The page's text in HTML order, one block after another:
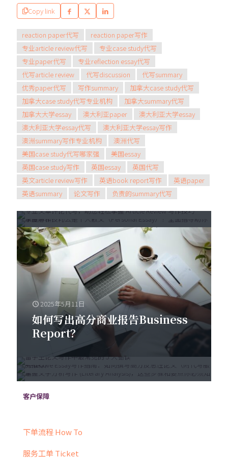
Copy link
reaction paper代写
reaction paper写作
专业article review代写
专业case study代写
专业paper代写
专业reflection essay代写
代写article review
代写discussion
代写summary
优秀paper代写
写作summary
加拿大case study代写
加拿大case study代写专业机构
加拿大summary代写
加拿大大学essay
澳大利亚paper
澳大利亚大学essay
澳大利亚大学essay代写
澳大利亚大学essay写作
澳洲summary写作专业机构
澳洲代写
美国case study代写哪家强
美国essay
英国case study写作
英国essay
英国代写
英文article review写作
英语book report写作
英语paper
英语summary
论文写作 负责的summary代写
2025年5月28日
专业文章评论代写，助您轻松掌握
Article Review 写作技巧
2025年5月21日
深度解析：什么是个人散文
（Personal Essay）？全面指导
助你掌握写作技巧
2025年5月11日
如何写出高分商业报告Business
Report？
2025年5月6日
留学生论文写作中最常见的 5 大错
误
2025年5月5日
如何撰写反思性论文（Reflective
Essay）
2025年5月3日
掌握文学分析写作 (Literary
Analysis)，这些步骤和要点你必
须知道
客户保障
下单流程 How To
服务工单 Ticket